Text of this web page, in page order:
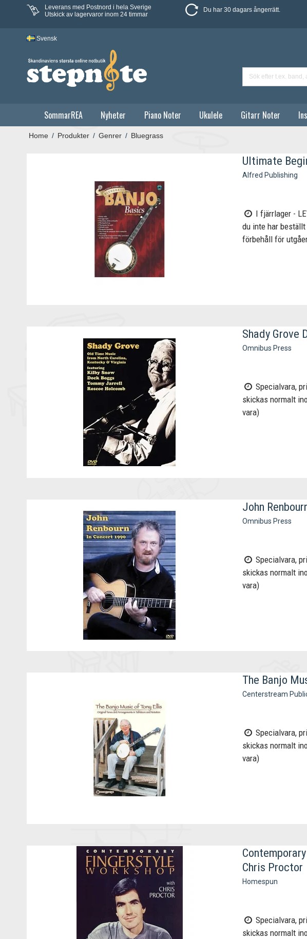
Leverans med Postnord i hela Sverige
Utskick av lagervaror inom 24 timmar
Du har 30 dagars ångerrätt.
Svensk
SommarREA Nyheter Piano Noter Ukulele Gitarr Noter
Home / Produkter / Genrer / Bluegrass
Ultimate
Alfred Publishing
I fjärrlager -
du inte har
förbehåll för
Shady Grove
Omnibus Press
Specialvara,
skickas normalt
vara)
John
Omnibus Press
Specialvara,
skickas normalt
vara)
The Banjo
Centerstream
Specialvara,
skickas normalt
vara)
Chris Proctor
Homespun
Specialvara,
skickas normalt